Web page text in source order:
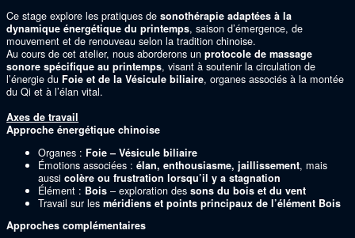
Ce stage explore les pratiques desonothérapie adaptées à la
dynamique énergétique du printemps, saison d’émergence, de
mouvement et de renouveau selon la tradition chinoise.
Au cours de cet atelier, nous aborderons unprotocole de massage
sonore spécifique au printemps, visant à soutenir la circulation de
l’énergie du Foie et de la Vésicule biliaire, organes associés à la montée
du Qi et à l’élan vital.
Axes de travail
Approche énergétique chinoise
Organes : Foie – Vésicule biliaire
Émotions associées :élan, enthousiasme, jaillissement, mais
aussicolère ou frustration lorsqu’il y a stagnation
Élément : Bois – exploration dessons du bois et du vent
Travail sur lesméridiens et points principaux de l’élément Bois
Approches complémentaires